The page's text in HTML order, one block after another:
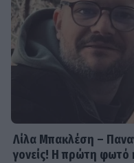
Λίλα Μπακλέση –
γονείς! Η πρώτη φωτό